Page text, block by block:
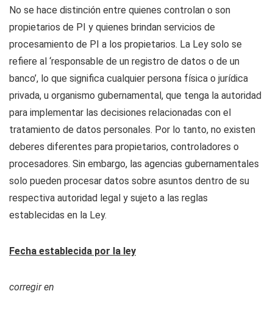
No se hace distinción entre quienes controlan o son
propietarios de PI y quienes brindan servicios de
procesamiento de PI a los propietarios. La Ley solo se
refiere al ‘responsable de un registro de datos o de un
banco’, lo que significa cualquier persona física o jurídica
privada, u organismo gubernamental, que tenga la autoridad
para implementar las decisiones relacionadas con el
tratamiento de datos personales. Por lo tanto, no existen
deberes diferentes para propietarios, controladores o
procesadores. Sin embargo, las agencias gubernamentales
solo pueden procesar datos sobre asuntos dentro de su
respectiva autoridad legal y sujeto a las reglas
establecidas en la Ley.
Fecha establecida por la ley
corregir en